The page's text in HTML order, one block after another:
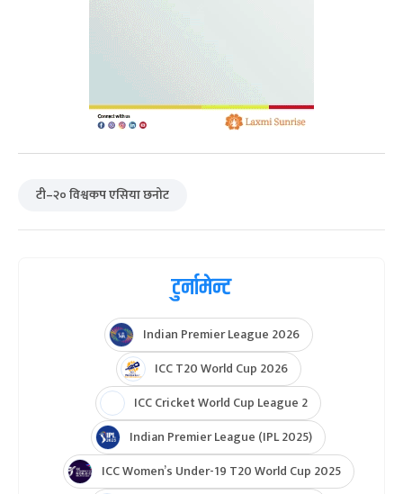
टी–२० विश्वकप एसिया छनोट
टुर्नामेन्ट
Indian Premier League 2026
ICC T20 World Cup 2026
ICC Cricket World Cup League 2
Indian Premier League (IPL 2025)
ICC Women’s Under-19 T20 World Cup 2025